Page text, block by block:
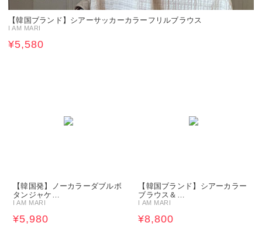
【韓国ブランド】シアーサッカーカラーフリルブラウス
I AM MARI
¥5,580
【韓国発】ノーカラーダブルボ
タンジャケ…
I AM MARI
¥5,980
【韓国ブランド】シアーカラー
ブラウス＆…
I AM MARI
¥8,800